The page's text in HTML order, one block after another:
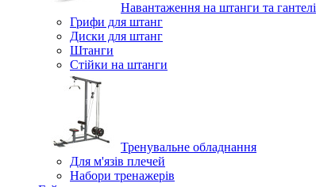
Навантаження на штанги та гантелі
Грифи для штанг
Диски для штанг
Штанги
Стійки на штанги
Тренувальне обладнання
Для м'язів плечей
Набори тренажерів